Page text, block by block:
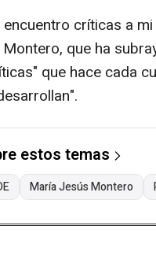
críticas a
que ha
que hace cada
estos temas
María Jesús Montero